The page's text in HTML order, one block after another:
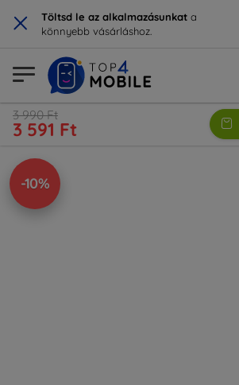
× Töltsd le az alkalmazásunkat a
könnyebb vásárláshoz.
3 990 Ft
3 591 Ft
-10%